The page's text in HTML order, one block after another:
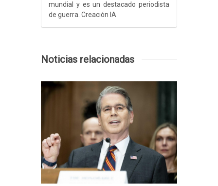
mundial y es un destacado periodista
de guerra. Creación IA
Noticias relacionadas